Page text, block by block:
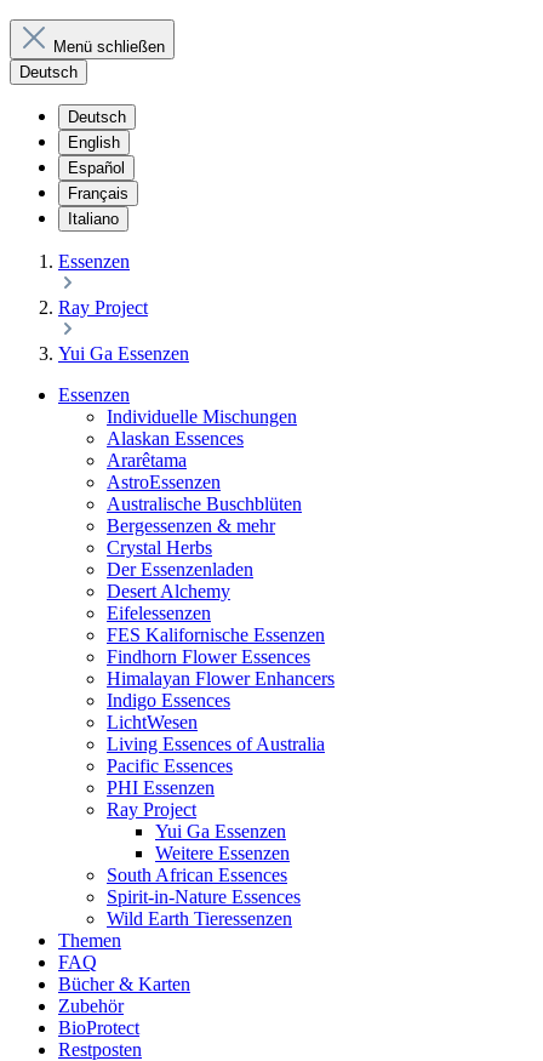
Menü schließen
Deutsch
Deutsch
English
Español
Français
Italiano
Essenzen
Ray Project
Yui Ga Essenzen
Essenzen
Individuelle Mischungen
Alaskan Essences
Ararêtama
AstroEssenzen
Australische Buschblüten
Bergessenzen & mehr
Crystal Herbs
Der Essenzenladen
Desert Alchemy
Eifelessenzen
FES Kalifornische Essenzen
Findhorn Flower Essences
Himalayan Flower Enhancers
Indigo Essences
LichtWesen
Living Essences of Australia
Pacific Essences
PHI Essenzen
Ray Project
Yui Ga Essenzen
Weitere Essenzen
South African Essences
Spirit-in-Nature Essences
Wild Earth Tieressenzen
Themen
FAQ
Bücher & Karten
Zubehör
BioProtect
Restposten